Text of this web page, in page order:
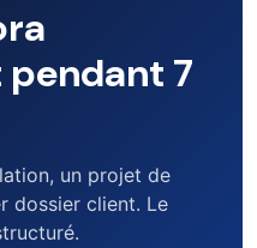
7
un projet de
dossier client. Le